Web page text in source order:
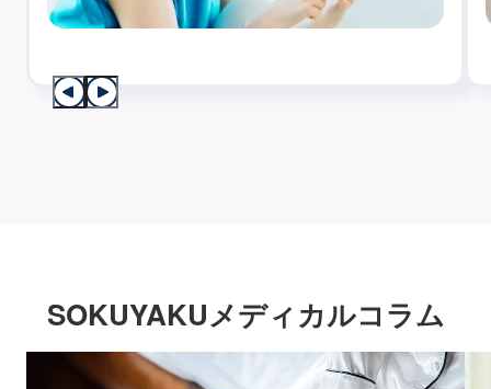
SOKUYAKUメディカルコラム